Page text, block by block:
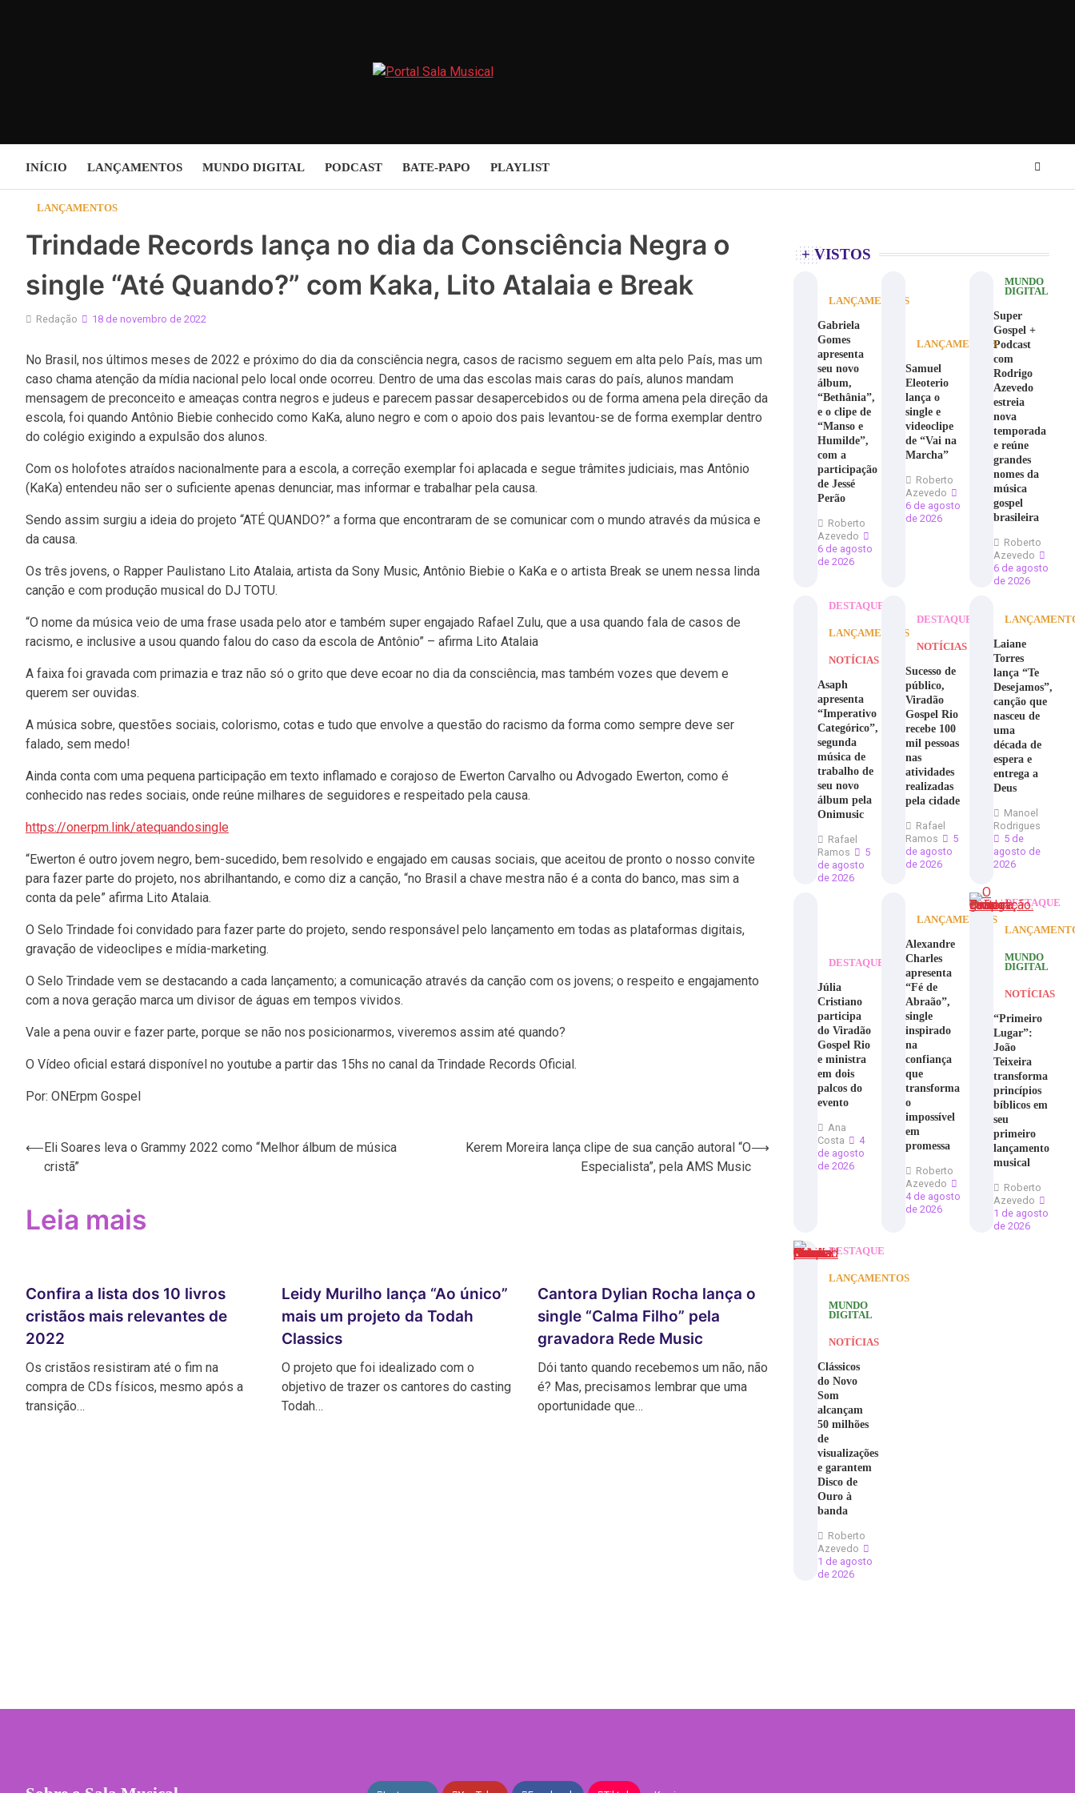
INÍCIO LANÇAMENTOS MUNDO DIGITAL PODCAST BATE-PAPO PLAYLIST
LANÇAMENTOS
Trindade Records lança no dia da Consciência Negra o
single “Até Quando?” com Kaka, Lito Atalaia e Break
Redação 18 de novembro de 2022
No Brasil, nos últimos meses de 2022 e próximo do dia da consciência negra, casos de racismo seguem em alta pelo País, mas um
caso chama atenção da mídia nacional pelo local onde ocorreu. Dentro de uma das escolas mais caras do país, alunos mandam
mensagem de preconceito e ameaças contra negros e judeus e parecem passar desapercebidos ou de forma amena pela direção da
escola, foi quando Antônio Biebie conhecido como KaKa, aluno negro e com o apoio dos pais levantou-se de forma exemplar dentro
do colégio exigindo a expulsão dos alunos.
Com os holofotes atraídos nacionalmente para a escola, a correção exemplar foi aplacada e segue trâmites judiciais, mas Antônio
(KaKa) entendeu não ser o suficiente apenas denunciar, mas informar e trabalhar pela causa.
Sendo assim surgiu a ideia do projeto “ATÉ QUANDO?” a forma que encontraram de se comunicar com o mundo através da música e
da causa.
Os três jovens, o Rapper Paulistano Lito Atalaia, artista da Sony Music, Antônio Biebie o KaKa e o artista Break se unem nessa linda
canção e com produção musical do DJ TOTU.
“O nome da música veio de uma frase usada pelo ator e também super engajado Rafael Zulu, que a usa quando fala de casos de
racismo, e inclusive a usou quando falou do caso da escola de Antônio” – afirma Lito Atalaia
A faixa foi gravada com primazia e traz não só o grito que deve ecoar no dia da consciência, mas também vozes que devem e
querem ser ouvidas.
A música sobre, questões sociais, colorismo, cotas e tudo que envolve a questão do racismo da forma como sempre deve ser
falado, sem medo!
Ainda conta com uma pequena participação em texto inflamado e corajoso de Ewerton Carvalho ou Advogado Ewerton, como é
conhecido nas redes sociais, onde reúne milhares de seguidores e respeitado pela causa.
https://onerpm.link/atequandosingle
“Ewerton é outro jovem negro, bem-sucedido, bem resolvido e engajado em causas sociais, que aceitou de pronto o nosso convite
para fazer parte do projeto, nos abrilhantando, e como diz a canção, “no Brasil a chave mestra não é a conta do banco, mas sim a
conta da pele” afirma Lito Atalaia.
O Selo Trindade foi convidado para fazer parte do projeto, sendo responsável pelo lançamento em todas as plataformas digitais,
gravação de videoclipes e mídia-marketing.
O Selo Trindade vem se destacando a cada lançamento; a comunicação através da canção com os jovens; o respeito e engajamento
com a nova geração marca um divisor de águas em tempos vividos.
Vale a pena ouvir e fazer parte, porque se não nos posicionarmos, viveremos assim até quando?
O Vídeo oficial estará disponível no youtube a partir das 15hs no canal da Trindade Records Oficial.
Por: ONErpm Gospel
Navegação
⟵Eli Soares leva o Grammy 2022 como “Melhor álbum de música
cristã”
Kerem Moreira lança clipe de sua canção autoral “O
Especialista”, pela AMS Music
⟶
Leia mais
Confira a lista dos 10 livros
cristãos mais relevantes de
2022
Os cristãos resistiram até o fim na
compra de CDs físicos, mesmo após a
transição…
Leidy Murilho lança “Ao único”
mais um projeto da Todah
Classics
O projeto que foi idealizado com o
objetivo de trazer os cantores do casting
Todah…
Cantora Dylian Rocha lança o
single “Calma Filho” pela
gravadora Rede Music
Dói tanto quando recebemos um não, não
é? Mas, precisamos lembrar que uma
oportunidade que…
+ VISTOS
LANÇAMENTOS
Gabriela
Gomes
apresenta
seu novo
álbum,
“Bethânia”,
e o clipe de
“Manso e
Humilde”,
com a
participação
de Jessé
Perão
Roberto
Azevedo
6 de agosto
de 2026
LANÇAMENTOS
Samuel
Eleoterio
lança o
single e
videoclipe
de “Vai na
Marcha”
Roberto
Azevedo
6 de agosto
de 2026
MUNDO
DIGITAL
Super
Gospel +
Podcast
com
Rodrigo
Azevedo
estreia
nova
temporada
e reúne
grandes
nomes da
música
gospel
brasileira
Roberto
Azevedo
6 de agosto
de 2026
DESTAQUE
LANÇAMENTOS
NOTÍCIAS
Asaph
apresenta
“Imperativo
Categórico”,
segunda
música de
trabalho de
seu novo
álbum pela
Onimusic
Rafael
Ramos
5
de agosto
de 2026
DESTAQUE
NOTÍCIAS
Sucesso de
público,
Viradão
Gospel Rio
recebe 100
mil pessoas
nas
atividades
realizadas
pela cidade
Rafael
Ramos
5
de agosto
de 2026
Laiane
Torres
lança “Te
Desejamos”,
canção que
nasceu de
uma
década de
espera e
entrega a
Deus
Manoel
Rodrigues
5 de
agosto de
2026
DESTAQUE
Júlia
Cristiano
participa
do Viradão
Gospel Rio
e ministra
em dois
palcos do
evento
Ana
Costa
4
de agosto
de 2026
LANÇAMENTOS
Alexandre
Charles
apresenta
“Fé de
Abraão”,
single
inspirado
na
confiança
que
transforma
o
impossível
em
promessa
Roberto
Azevedo
4 de agosto
de 2026
DESTAQUE
MUNDO
DIGITAL
NOTÍCIAS
“Primeiro
Lugar”:
João
Teixeira
transforma
princípios
bíblicos em
seu
primeiro
lançamento
musical
Roberto
Azevedo
1 de agosto
de 2026
DESTAQUE
LANÇAMENTOS
MUNDO
DIGITAL
NOTÍCIAS
Clássicos
do Novo
Som
alcançam
50 milhões
de
visualizações
e garantem
Disco de
Ouro à
banda
Roberto
Azevedo
1 de agosto
de 2026